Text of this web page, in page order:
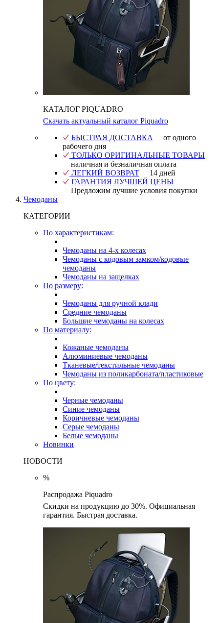
КАТАЛОГ PIQUADRO
Скачать актуальный каталог Piquadro
БЫСТРАЯ ДОСТАВКА
от одного
рабочего дня
ТОЛЬКО ОРИГИНАЛЬНЫЕ ТОВАРЫ
наличная и безналичная оплата
ЛЕГКИЙ ВОЗВРАТ
14 дней
ГАРАНТИЯ ЛУЧШЕЙ ЦЕНЫ
Предложим лучшие условия покупки
Чемоданы
КАТЕГОРИИ
По характеристикам:
Чемоданы на 4-х колесах
Чемоданы с кодовым замком/кодовые
чемоданы
Чемоданы на защелках
По размеру:
Чемоданы для ручной клади
Средние чемоданы
Большие чемоданы на колесах
По материалу:
Кожаные чемоданы
Алюминиевые чемоданы
Тканевые/текстильные чемоданы
Чемоданы из поликарбоната/пластиковые
По цвету:
Черные чемоданы
Синие чемоданы
Коричневые чемоданы
Серые чемоданы
Белые чемоданы
Новинки
НОВОСТИ
%
Распродажа Piquadro
Скидки на продукцию до 30%. Официальная
гарантия. Быстрая доставка.